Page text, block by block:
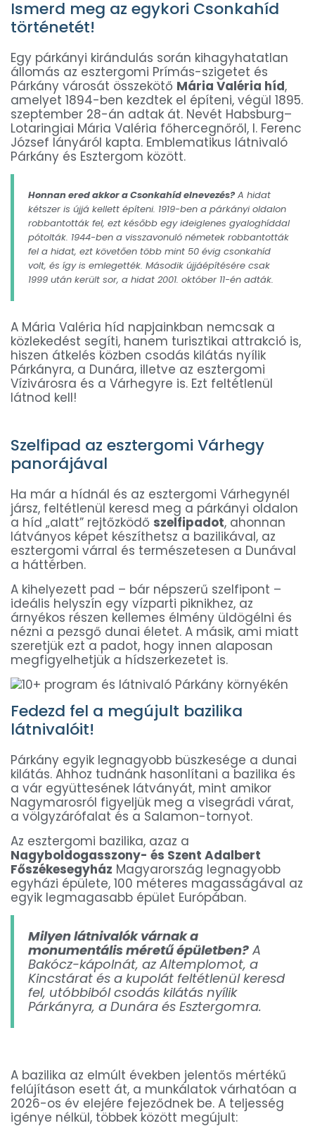
Ismerd meg az egykori Csonkahíd
történetét!
Egy párkányi kirándulás során kihagyhatatlan
állomás az esztergomi Prímás-szigetet és
Párkány városát összekötő Mária Valéria híd,
amelyet 1894-ben kezdtek el építeni, végül 1895.
szeptember 28-án adtak át. Nevét Habsburg–
Lotaringiai Mária Valéria főhercegnőről, I. Ferenc
József lányáról kapta. Emblematikus látnivaló
Párkány és Esztergom között.
Honnan ered akkor a Csonkahíd elnevezés? A hidat
kétszer is újjá kellett építeni. 1919-ben a párkányi oldalon
robbantották fel, ezt később egy ideiglenes gyaloghíddal
pótolták. 1944-ben a visszavonuló németek robbantották
fel a hidat, ezt követően több mint 50 évig csonkahíd
volt, és így is emlegették. Második újjáépítésére csak
1999 után került sor, a hidat 2001. október 11-én adták.
A Mária Valéria híd napjainkban nemcsak a
közlekedést segíti, hanem turisztikai attrakció is,
hiszen átkelés közben csodás kilátás nyílik
Párkányra, a Dunára, illetve az esztergomi
Vízivárosra és a Várhegyre is. Ezt feltétlenül
látnod kell!
Szelfipad az esztergomi Várhegy
panorájával
Ha már a hídnál és az esztergomi Várhegynél
jársz, feltétlenül keresd meg a párkányi oldalon
a híd „alatt” rejtőzködő szelfipadot, ahonnan
látványos képet készíthetsz a bazilikával, az
esztergomi várral és természetesen a Dunával
a háttérben.
A kihelyezett pad – bár népszerű szelfipont –
ideális helyszín egy vízparti piknikhez, az
árnyékos részen kellemes élmény üldögélni és
nézni a pezsgő dunai életet. A másik, ami miatt
szeretjük ezt a padot, hogy innen alaposan
megfigyelhetjük a hídszerkezetet is.
Fedezd fel a megújult bazilika
látnivalóit!
Párkány egyik legnagyobb büszkesége a dunai
kilátás. Ahhoz tudnánk hasonlítani a bazilika és
a vár együttesének látványát, mint amikor
Nagymarosról figyeljük meg a visegrádi várat,
a völgyzárófalat és a Salamon-tornyot.
Az esztergomi bazilika, azaz a
Nagyboldogasszony- és Szent Adalbert
Főszékesegyház Magyarország legnagyobb
egyházi épülete, 100 méteres magasságával az
egyik legmagasabb épület Európában.
Milyen látnivalók várnak a
monumentális méretű épületben? A
Bakócz-kápolnát, az Altemplomot, a
Kincstárat és a kupolát feltétlenül keresd
fel, utóbbiból csodás kilátás nyílik
Párkányra, a Dunára és Esztergomra.
A bazilika az elmúlt években jelentős mértékű
felújításon esett át, a munkálatok várhatóan a
2026-os év elejére fejeződnek be. A teljesség
igénye nélkül, többek között megújult: